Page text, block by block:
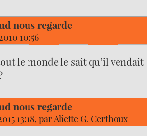
nous regarde
10:56
le monde le sait qu’il vendait
nous regarde
13:18, parAliette G. Certhoux